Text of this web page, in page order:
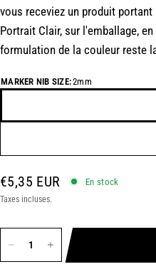
vous receviez un produit
Portrait Clair, sur l'emballage,
formulation de la couleur reste
MARKER NIB SIZE:2mm
€5,35 EUR En stock
Taxes incluses.